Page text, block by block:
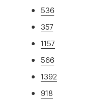
536
357
1157
566
1392
918